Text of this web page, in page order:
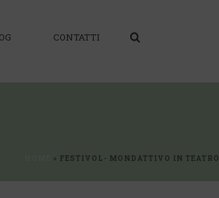
CONTATTI
» FESTIVOL- MONDATTIVO IN TEATRO